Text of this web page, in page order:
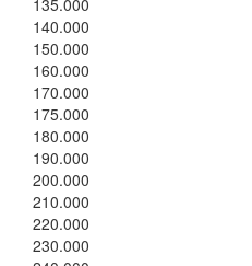
135.000
140.000
150.000
160.000
170.000
175.000
180.000
190.000
200.000
210.000
220.000
230.000